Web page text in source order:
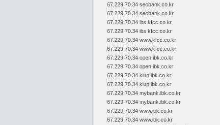
67.229.70.34 secbank.co.kr
67.229.70.34 secbank.co.kr
67.229.70.34 ibs.kfcc.co.kr
67.229.70.34 ibs.kfcc.co.kr
67.229.70.34 www.kfcc.co.kr
67.229.70.34 www.kfcc.co.kr
67.229.70.34 open.ibk.co.kr
67.229.70.34 open.ibk.co.kr
67.229.70.34 kiup.ibk.co.kr
67.229.70.34 kiup.ibk.co.kr
67.229.70.34 mybank.ibk.co.kr
67.229.70.34 mybank.ibk.co.kr
67.229.70.34 www.ibk.co.kr
67.229.70.34 www.ibk.co.kr